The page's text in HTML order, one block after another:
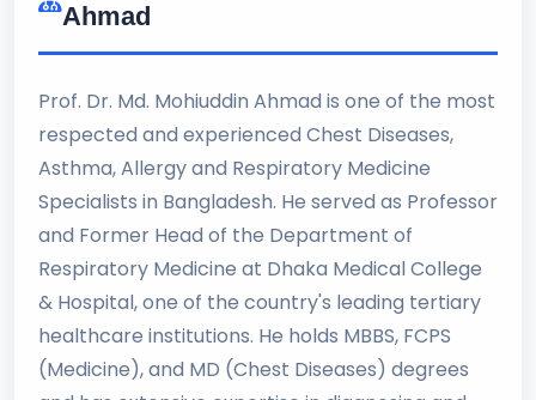
Ahmad
Prof. Dr. Md. Mohiuddin Ahmad is one of the most
respected and experienced Chest Diseases,
Asthma, Allergy and Respiratory Medicine
Specialists in Bangladesh. He served as Professor
and Former Head of the Department of
Respiratory Medicine at Dhaka Medical College
& Hospital, one of the country's leading tertiary
healthcare institutions. He holds MBBS, FCPS
(Medicine), and MD (Chest Diseases) degrees